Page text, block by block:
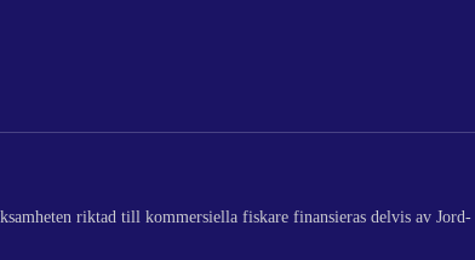
riktad till kommersiella fiskare finansieras delvis av